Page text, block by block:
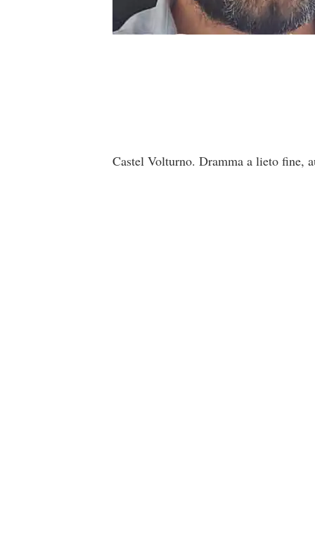
Castel Volturno. Dramma a lieto fine,